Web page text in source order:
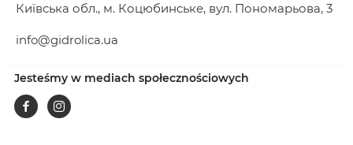
Київська обл., м. Коцюбинське, вул. Пономарьова, 3
info@gidrolica.ua
Jesteśmy w mediach społecznościowych
FacebookInstagram